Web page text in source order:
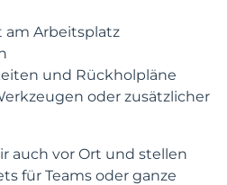
Arbeitsplatz
und Rückholpläne
oder zusätzlicher
auch vor Ort und stellen
für Teams oder ganze